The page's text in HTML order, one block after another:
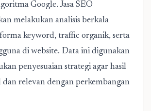
Google. Jasa SEO
melakukan analisis berkala
keyword, traffic organik, serta
di website. Data ini digunakan
penyesuaian strategi agar hasil
relevan dengan perkembangan